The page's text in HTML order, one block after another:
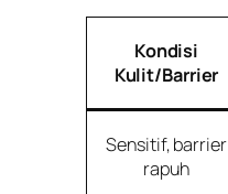
Kondisi
Kulit/Barrier
Sensitif, barrier
rapuh